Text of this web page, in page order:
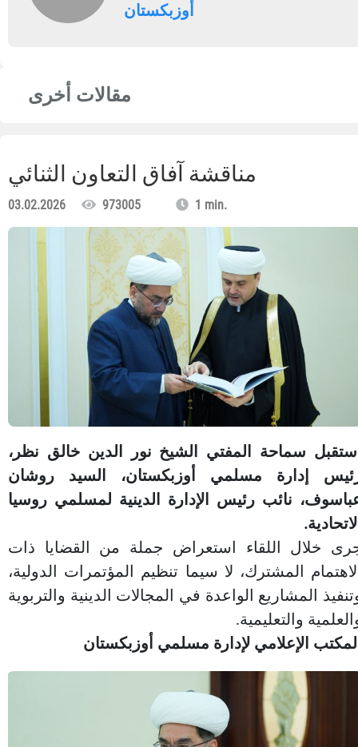
أوزبكستان
مقالات أخرى
مناقشة آفاق التعاون الثنائي
03.02.2026 973005 1 min.
سماحة المفتي الشيخ نور الدين خالق نظر،
إدارة مسلمي أوزبكستان، السيد روشان
نائب رئيس الإدارة الدينية لمسلمي روسيا
خلال اللقاء استعراض جملة من القضايا ذات
المشترك، لا سيما تنظيم المؤتمرات الدولية،
المشاريع الواعدة في المجالات الدينية والتربوية
والتعليمية.
الإعلامي لإدارة مسلمي أوزبكستان